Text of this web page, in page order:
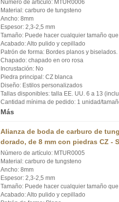
Número de artículo: MTUR0006
Material: carburo de tungsteno
Ancho: 8mm
Espesor: 2,3-2,5 mm
Tamaño: Puede hacer cualquier tamaño
Acabado: Alto pulido y cepillado
Patrón de forma: Bordes planos y biselados.
Chapado: chapado en oro rosa
Incrustación: No
Piedra principal: CZ blanca
Diseño: Estilos personalizados
Tallas disponibles: talla EE. UU. 6 a 13
Cantidad mínima de pedido: 1 unidad/
Más
Alianza de boda de carburo de
dorado, de 8 mm con piedras CZ -
Número de artículo: MTUR0005
Material: carburo de tungsteno
Ancho: 8mm
Espesor: 2,3-2,5 mm
Tamaño: Puede hacer cualquier tamaño
Acabado: Alto pulido y cepillado